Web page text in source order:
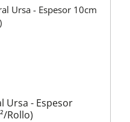
Ursa - Espesor
Rollo)